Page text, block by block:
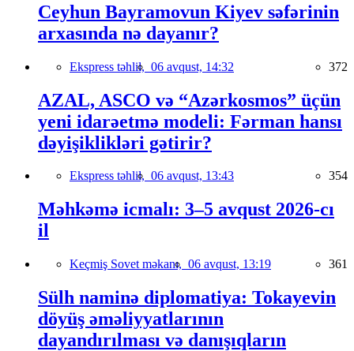
Ceyhun Bayramovun Kiyev səfərinin
arxasında nə dayanır?
Ekspress təhlil, 06 avqust, 14:32 372
AZAL, ASCO və “Azərkosmos” üçün
yeni idarəetmə modeli: Fərman hansı
dəyişiklikləri gətirir?
Ekspress təhlil, 06 avqust, 13:43 354
Məhkəmə icmalı: 3–5 avqust 2026-cı
il
Keçmiş Sovet məkanı, 06 avqust, 13:19 361
Sülh naminə diplomatiya: Tokayevin
döyüş əməliyyatlarının
dayandırılması və danışıqların